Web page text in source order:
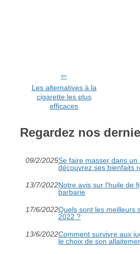
Les alternatives à la
cigarette les plus
efficaces
Regardez nos
09/2/2025Se faire masser dans un
découvrez ses bienfaits
13/7/2022Notre avis sur l'huile de
barbarie
17/6/2022Quels sont les meilleurs
2022 ?
13/6/2022Comment survivre aux
le choix de son